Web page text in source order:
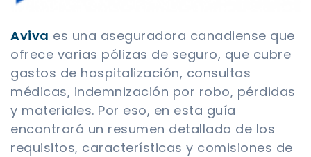
Aviva es una aseguradora canadiense que
ofrece varias pólizas de seguro, que cubre
gastos de hospitalización, consultas
médicas, indemnización por robo, pérdidas
y materiales. Por eso, en esta guía
encontrará un resumen detallado de los
requisitos, características y comisiones de